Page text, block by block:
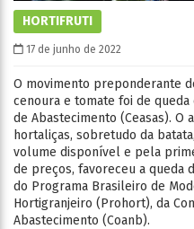
HORTIFRUTI
17 de junho de 2022
O movimento preponderante
cenoura e tomate foi de queda
de Abastecimento (Ceasas). O
hortaliças, sobretudo da
volume disponível e pela
de preços, favoreceu a queda
do Programa Brasileiro de
Hortigranjeiro (Prohort), da
Abastecimento (Coanb).